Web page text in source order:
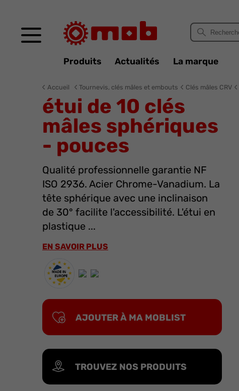
Produits Actualités La marque
Accueil Tournevis, clés mâles et embouts Clés mâles CRV
étui de 10 clés
mâles sphériques
- pouces
Qualité professionnelle garantie NF
ISO 2936. Acier Chrome-Vanadium. La
tête sphérique avec une inclinaison
de 30° facilite l'accessibilité. L'étui en
plastique ...
EN SAVOIR PLUS
AJOUTER À MA MOBLIST
TROUVEZ NOS PRODUITS